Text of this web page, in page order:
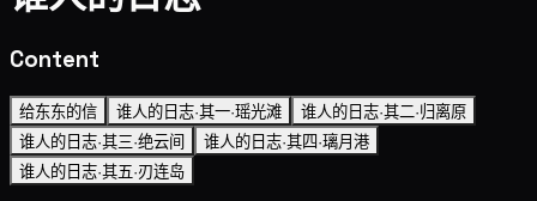
Content
给东东的信 谁人的日志·其一·瑶光滩
谁人的日志·其二·归离原
谁人的日志·其三·绝云间
谁人的日志·其四·璃月港
谁人的日志·其五·刃连岛